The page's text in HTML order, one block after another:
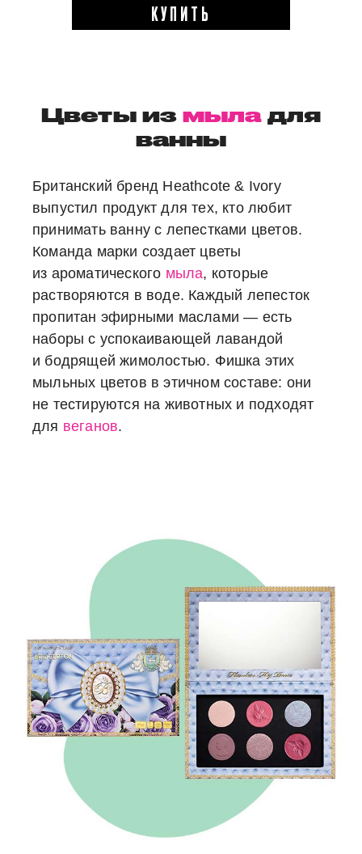
КУПИТЬ
Цветы измыладля
ванны
Британский бренд Heathcote & Ivory
выпустил продукт для тех, кто любит
принимать ванну с лепестками цветов.
Команда марки создает цветы
из ароматического мыла, которые
растворяются в воде. Каждый лепесток
пропитан эфирными маслами — есть
наборы с успокаивающей лавандой
и бодрящей жимолостью. Фишка этих
мыльных цветов в этичном составе: они
не тестируются на животных и подходят
для веганов.